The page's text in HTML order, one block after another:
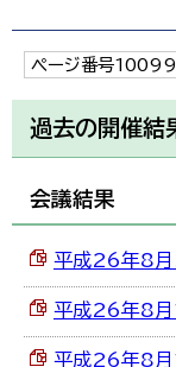
ページ番号
過去の開催結
会議結果
平成26年8月
平成26年8月
平成26年8月